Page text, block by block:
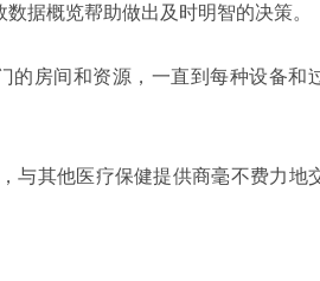
据概览帮助做出及时明智的决策。
的房间和资源，一直到每种设备和
与其他医疗保健提供商毫不费力地